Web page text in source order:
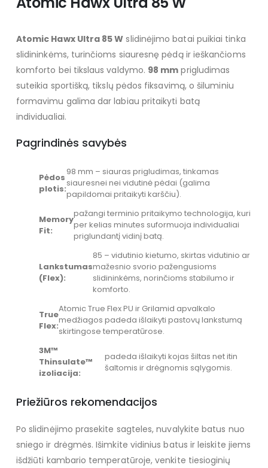
Atomic Hawx Ultra 85 W slidinėjimo batai puikiai tinka
slidininkėms, turinčioms siauresnę pėdą ir ieškančioms
komforto bei tikslaus valdymo. 98 mm prigludimas
suteikia sportišką, tikslų pėdos fiksavimą, o šiluminiu
formavimu galima dar labiau pritaikyti batą
individualiai.
Pagrindinės savybės
Pėdos
plotis:
98 mm – siauras prigludimas, tinkamas
siauresnei nei vidutinė pėdai (galima
papildomai pritaikyti karščiu).
Memory
Fit:
pažangi terminio pritaikymo technologija, kuri
per kelias minutes suformuoja individualiai
priglundantį vidinį batą.
Lankstumas
(Flex):
85 – vidutinio kietumo, skirtas vidutinio ar
mažesnio svorio pažengusioms
slidininkėms, norinčioms stabilumo ir
komforto.
True
Flex:
Atomic True Flex PU ir Grilamid apvalkalo
medžiagos padeda išlaikyti pastovų lankstumą
skirtingose temperatūrose.
3M™
Thinsulate™
izoliacija:
padeda išlaikyti kojas šiltas net itin
šaltomis ir drėgnomis sąlygomis.
Priežiūros rekomendacijos
Po slidinėjimo prasekite sagteles, nuvalykite batus nuo
sniego ir drėgmės. Išimkite vidinius batus ir leiskite jiems
išdžiūti kambario temperatūroje, venkite tiesioginių